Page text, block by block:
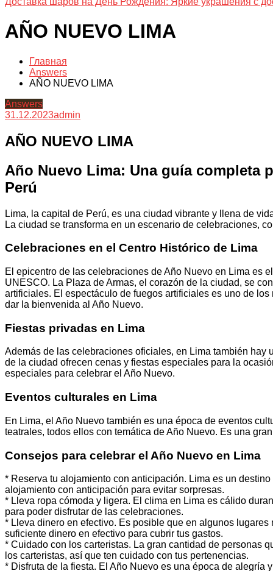
AÑO NUEVO LIMA
Главная
Answers
AÑO NUEVO LIMA
Answers
31.12.2023admin
AÑO NUEVO LIMA
Año Nuevo Lima: Una guía completa
Perú
Lima, la capital de Perú, es una ciudad vibrante y llena de
La ciudad se transforma en un escenario de celebraciones,
Celebraciones en el Centro Histórico de Lima
El epicentro de las celebraciones de Año Nuevo en Lima es
UNESCO. La Plaza de Armas, el corazón de la ciudad, se
artificiales. El espectáculo de fuegos artificiales es uno de
dar la bienvenida al Año Nuevo.
Fiestas privadas en Lima
Además de las celebraciones oficiales, en Lima también
de la ciudad ofrecen cenas y fiestas especiales para la
especiales para celebrar el Año Nuevo.
Eventos culturales en Lima
En Lima, el Año Nuevo también es una época de eventos
teatrales, todos ellos con temática de Año Nuevo. Es una
Consejos para celebrar el Año Nuevo en Lima
* Reserva tu alojamiento con anticipación. Lima es un
alojamiento con anticipación para evitar sorpresas.
* Lleva ropa cómoda y ligera. El clima en Lima es cálido
para poder disfrutar de las celebraciones.
* Lleva dinero en efectivo. Es posible que en algunos
suficiente dinero en efectivo para cubrir tus gastos.
* Cuidado con los carteristas. La gran cantidad de personas
los carteristas, así que ten cuidado con tus pertenencias.
* Disfruta de la fiesta. El Año Nuevo es una época de